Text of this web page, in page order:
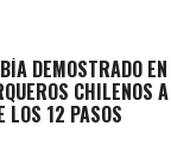
DEMOSTRADO
CHILENOS
LOS 12 PASOS